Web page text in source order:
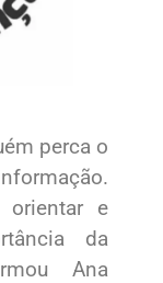
perca o
orientar e
da
Ana